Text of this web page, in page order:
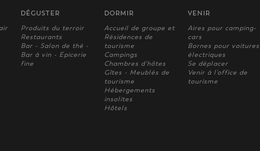
DÉGUSTER
Produits du terroir
Restaurants
Bar - Salon de thé -
Bar à vin - Epicerie
fine
DORMIR
Accueil de groupe et
Résidences de
tourisme
Campings
Chambres d'hôtes
Gîtes - Meublés de
tourisme
Hébergements
insolites
Hôtels
VENIR
Aires pour camping-
cars
Bornes pour voitures
électriques
Se déplacer
Venir à l'office de
tourisme